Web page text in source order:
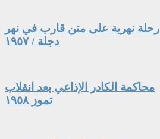
رحلة نهرية على متن قارب في نهر
دجلة / ١٩٥٧
محاكمة الكادر الإذاعي بعد انقلاب
تموز ١٩٥٨